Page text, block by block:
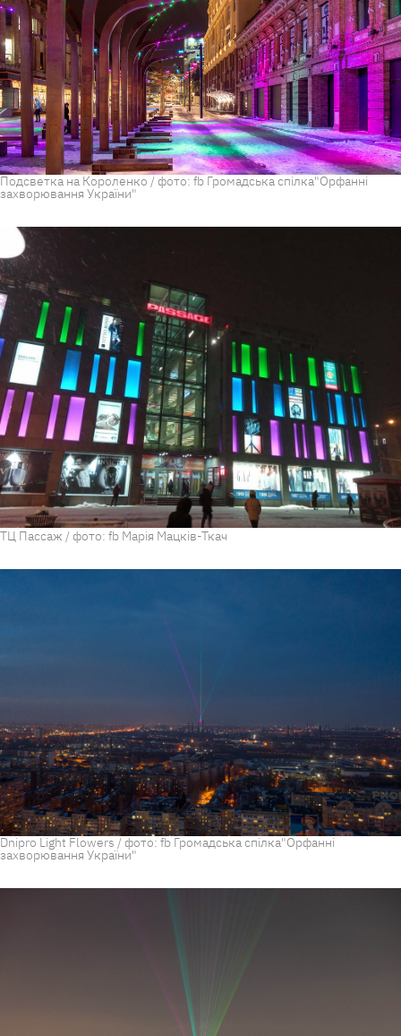
Подсветка на Короленко / фото: fb Громадська спілка"Орфанні
захворювання України"
ТЦ Пассаж / фото: fb Марія Мацків-Ткач
Dnipro Light Flowers / фото: fb Громадська спілка"Орфанні
захворювання України"